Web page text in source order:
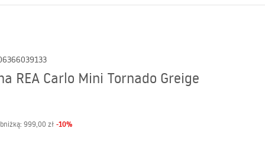
REA Carlo Mini Tornado Greige
999,00 zł -10%